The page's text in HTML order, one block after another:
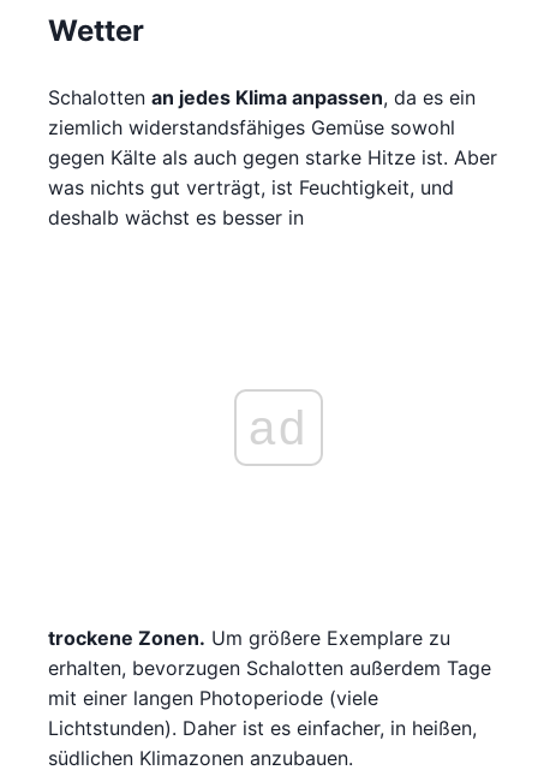
Wetter
Schalotten an jedes Klima anpassen, da es ein
ziemlich widerstandsfähiges Gemüse sowohl
gegen Kälte als auch gegen starke Hitze ist. Aber
was nichts gut verträgt, ist Feuchtigkeit, und
deshalb wächst es besser in
ad
trockene Zonen. Um größere Exemplare zu
erhalten, bevorzugen Schalotten außerdem Tage
mit einer langen Photoperiode (viele
Lichtstunden). Daher ist es einfacher, in heißen,
südlichen Klimazonen anzubauen.